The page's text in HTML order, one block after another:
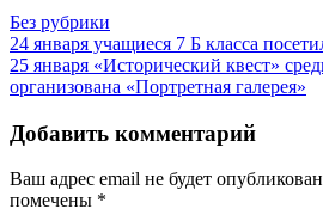
Без рубрики
Навигация
по
24 января учащиеся 7 Б класса
25 января «Исторический квест»
организована «Портретная галерея»
Добавить комментарий
Ваш адрес email не будет
помечены *